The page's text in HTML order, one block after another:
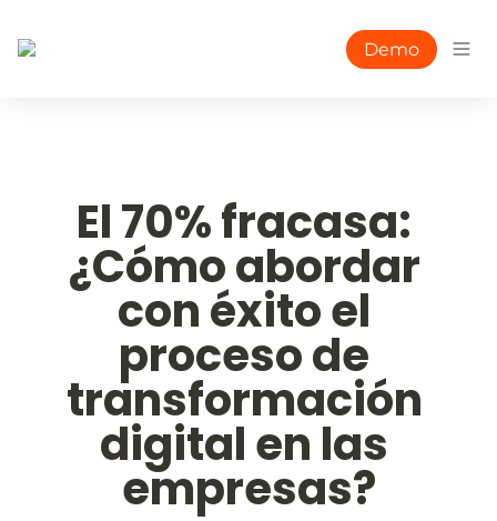
Demo
El 70% fracasa:
¿Cómo abordar
con éxito el
proceso de
transformación
digital en las
empresas?